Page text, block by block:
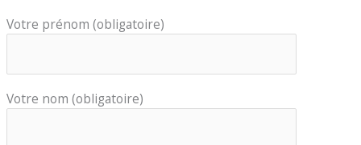
Votre prénom (obligatoire)
Votre nom (obligatoire)